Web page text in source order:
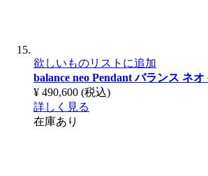
欲しいものリストに追加
balance neo Pendantバランス ネオ
¥ 490,600 (税込)
詳しく見る
在庫あり